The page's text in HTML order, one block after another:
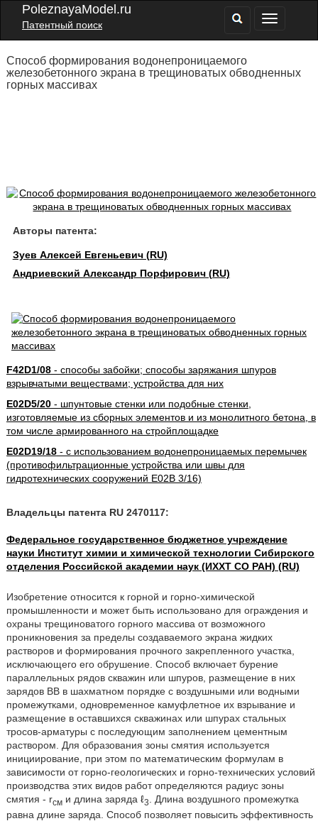
PoleznayaModel.ru
Патентный поиск
Способ формирования водонепроницаемого
железобетонного экрана в трещиноватых обводненных
горных массивах
Авторы патента:
Зуев Алексей Евгеньевич (RU)
Андриевский Александр Порфирович (RU)
F42D1/08- способы забойки; способы заряжания шпуров
взрывчатыми веществами; устройства для них
E02D5/20- шпунтовые стенки или подобные стенки,
изготовляемые из сборных элементов и из монолитного бетона, в
том числе армированного на стройплощадке
E02D19/18- с использованием водонепроницаемых перемычек
(противофильтрационные устройства или швы для
гидротехнических сооружений E02B 3/16)
Владельцы патента RU 2470117:
Федеральное государственное бюджетное учреждение
науки Институт химии и химической технологии Сибирского
отделения Российской академии наук (ИХХТ СО РАН) (RU)
Изобретение относится к горной и горно-химической
промышленности и может быть использовано для ограждения и
охраны трещиноватого горного массива от возможного
проникновения за пределы создаваемого экрана жидких
растворов и формирования прочного закрепленного участка,
исключающего его обрушение. Способ включает бурение
параллельных рядов скважин или шпуров, размещение в них
зарядов ВВ в шахматном порядке с воздушными или водными
промежутками, одновременное камуфлетное их взрывание и
размещение в оставшихся скважинах или шпурах стальных
тросов-арматуры с последующим заполнением цементным
раствором. Для образования зоны смятия используется
инициирование, при этом по математическим формулам в
зависимости от горно-геологических и горно-технических условий
производства этих видов работ определяются радиус зоны
смятия - rсми длина заряда ℓ3
. Длина воздушного промежутка
равна длине заряда. Способ позволяет повысить эффективность